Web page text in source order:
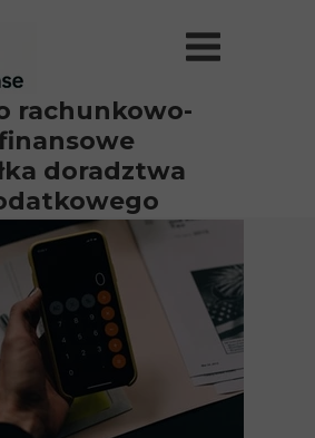
rachunkowo-
doradztwa